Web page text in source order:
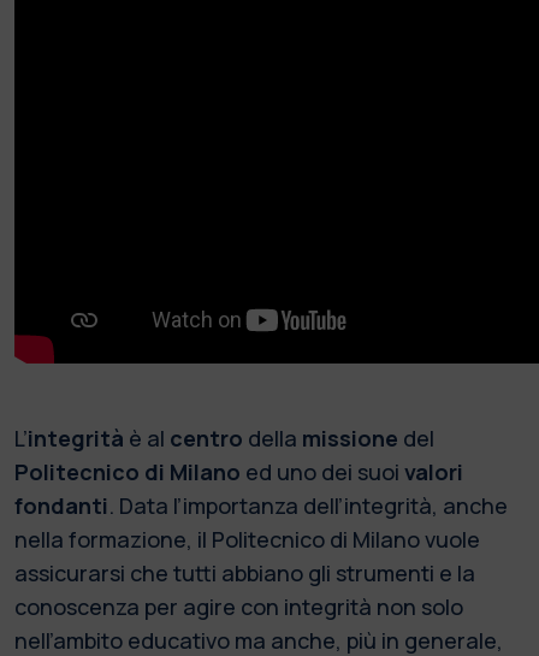
L’integrità è al centro della missione del
Politecnico di Milano ed uno dei suoi valori
fondanti. Data l’importanza dell’integrità, anche
nella formazione, il Politecnico di Milano vuole
assicurarsi che tutti abbiano gli strumenti e la
conoscenza per agire con integrità non solo
nell’ambito educativo ma anche, più in generale,